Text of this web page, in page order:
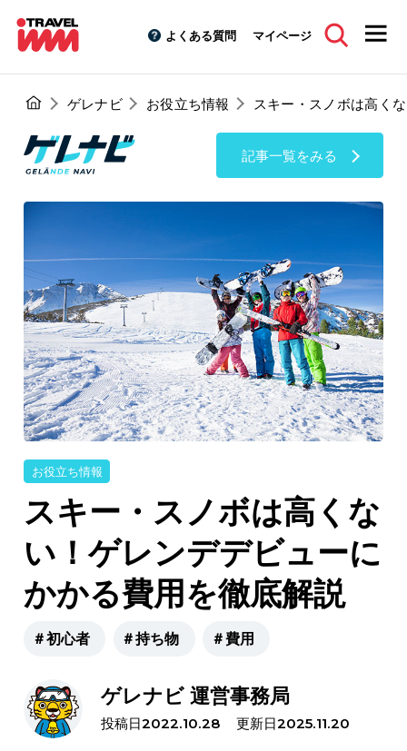
よくある質問 マイページ
ゲレナビ お役立ち情報 スキー・スノボは高く
記事一覧をみる
お役立ち情報
スキー・スノボは高くな
い！ゲレンデデビューに
かかる費用を徹底解説
＃初心者 ＃持ち物 ＃費用
ゲレナビ 運営事務局
投稿日2022.10.28 更新日2025.11.20